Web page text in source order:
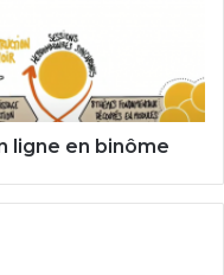
ligne en binôme